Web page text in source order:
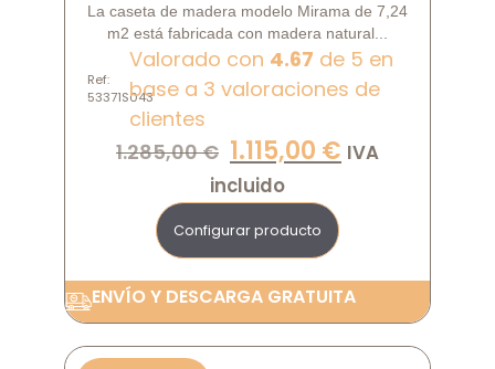
La caseta de madera modelo Mirama de 7,24
m2 está fabricada con madera natural...
Ref:
53371S043
Valorado con 4.67 de 5 en
base a 3 valoraciones de
clientes
1.285,00€ 1.115,00 € IVA
incluido
Configurar producto
ENVÍO Y DESCARGA GRATUITA